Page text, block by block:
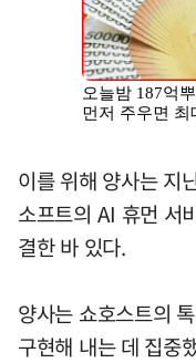
이를 위해 양사는 지
소프트의 AI 휴먼 서
결한 바 있다.
양사는 쇼호스트의
구현해 내는 데 집중